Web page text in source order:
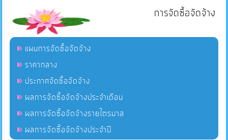
Service
Q&A
ข้อมูล
การ
ติดต่อ
การจัดซื้อจัดจ้าง
แผนการจัดซื้อจัดจ้าง
ราคากลาง
ประกาศจัดซื้อจัดจ้าง
ผลการจัดซื้อจัดจ้างประจำเดือน
ผลการจัดซื้อจัดจ้างรายไตรมาส
ผลการจัดซื้อจัดจ้างประจำปี